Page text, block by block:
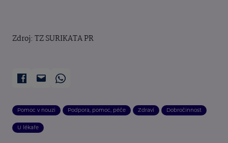
Zdroj: TZ SURIKATA PR
Pomoc v nouzi Podpora, pomoc, péče Zdraví Dobročinnost
U lékaře